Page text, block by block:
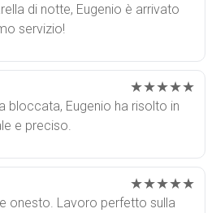
di notte, Eugenio è arrivato
servizio!
★★★★★
bloccata, Eugenio ha risolto in
e preciso.
★★★★★
onesto. Lavoro perfetto sulla